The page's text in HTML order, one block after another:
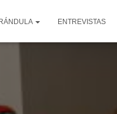
ENTREVISTAS